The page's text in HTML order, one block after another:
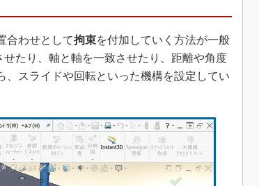
合わせとして拘束を付加していく方法が一般
たり、軸と軸を一致させたり、距離や角度
、スライドや回転といった機構を設定してい